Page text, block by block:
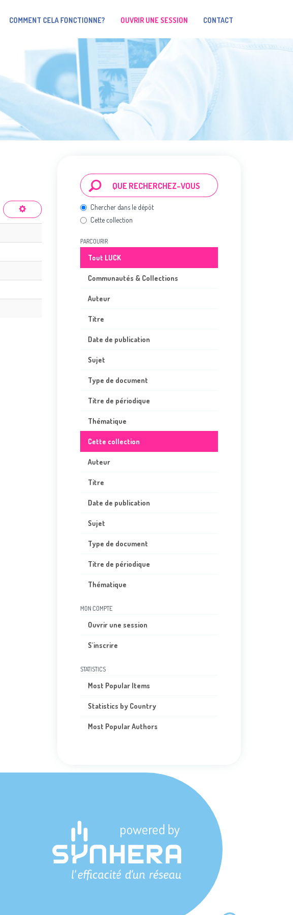
COMMENT CELA FONCTIONNE? OUVRIR UNE SESSION CONTACT
Chercher dans le dépôt
Cette collection
PARCOURIR
Tout LUCK
Communautés & Collections
Auteur
Titre
Date de publication
Sujet
Type de document
Titre de périodique
Thématique
Cette collection
Auteur
Titre
Date de publication
Sujet
Type de document
Titre de périodique
Thématique
MON COMPTE
Ouvrir une session
S'inscrire
STATISTICS
Most Popular Items
Statistics by Country
Most Popular Authors